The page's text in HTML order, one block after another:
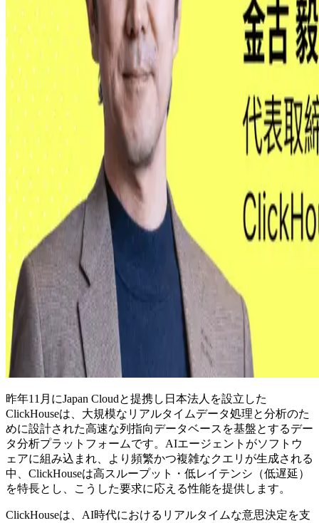
昨年11月にJapan Cloudと提携し日本法人を設立した
ClickHouseは、大規模なリアルタイムデータ処理と分析のた
めに設計された高速な列指向データベースを基盤とするデー
タ分析プラットフォームです。AIエージェントがソフトウ
ェアに組み込まれ、より頻繁かつ複雑なクエリが生成される
中、ClickHouseは高スループット・低レイテンシ（低遅延）
を特長とし、こうした要求に応える性能を提供します。
ClickHouseは、AI時代におけるリアルタイムな意思決定を支